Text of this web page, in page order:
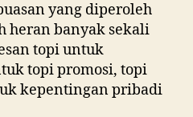
yang diperoleh
heran banyak sekali
topi untuk
topi promosi, topi
kepentingan pribadi